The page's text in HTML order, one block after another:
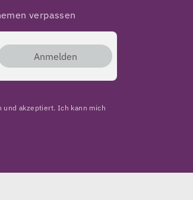
verpassen
Anmelden
und akzeptiert. Ich kann mich